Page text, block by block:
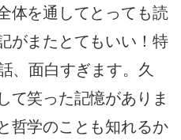
体を通してとっても読
がまたとてもいい！特
、面白すぎます。久
て笑った記憶がありま
哲学のことも知れるか